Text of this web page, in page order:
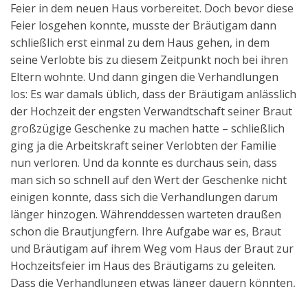
Feier in dem neuen Haus vorbereitet. Doch bevor diese
Feier losgehen konnte, musste der Bräutigam dann
schließlich erst einmal zu dem Haus gehen, in dem
seine Verlobte bis zu diesem Zeitpunkt noch bei ihren
Eltern wohnte. Und dann gingen die Verhandlungen
los: Es war damals üblich, dass der Bräutigam anlässlich
der Hochzeit der engsten Verwandtschaft seiner Braut
großzügige Geschenke zu machen hatte – schließlich
ging ja die Arbeitskraft seiner Verlobten der Familie
nun verloren. Und da konnte es durchaus sein, dass
man sich so schnell auf den Wert der Geschenke nicht
einigen konnte, dass sich die Verhandlungen darum
länger hinzogen. Währenddessen warteten draußen
schon die Brautjungfern. Ihre Aufgabe war es, Braut
und Bräutigam auf ihrem Weg vom Haus der Braut zur
Hochzeitsfeier im Haus des Bräutigams zu geleiten.
Dass die Verhandlungen etwas länger dauern könnten,